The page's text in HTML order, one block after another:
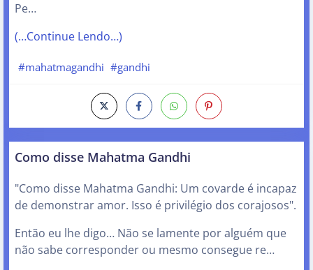
Pe…
(…Continue Lendo…)
#mahatmagandhi #gandhi
Como disse Mahatma Gandhi
"Como disse Mahatma Gandhi: Um covarde é incapaz
de demonstrar amor. Isso é privilégio dos corajosos".
Então eu lhe digo… Não se lamente por alguém que
não sabe corresponder ou mesmo consegue re…